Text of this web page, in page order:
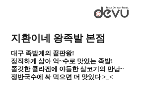
지환이네 왕족발 본점
대구 족발계의 끝판왕!
정직하게 삶아 억~수로 맛있는 족발!
쫄깃한 콜라겐에 야들한 살코기의 만남~
쟁반국수에 싸 먹으면 더 맛있다 >_<